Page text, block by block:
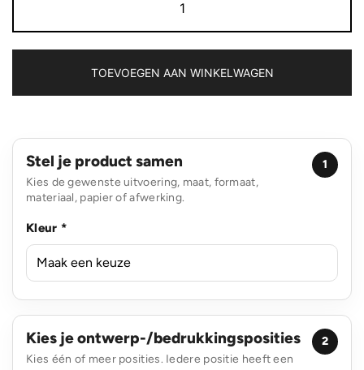
Asado
TOEVOEGEN AAN WINKELWAGEN
Stel je product samen
Kies de gewenste uitvoering, maat, formaat,
materiaal, papier of afwerking.
1
Kleur *
Kies je ontwerp-/bedrukkingsposities
Kies één of meer posities. Iedere positie heeft een
2